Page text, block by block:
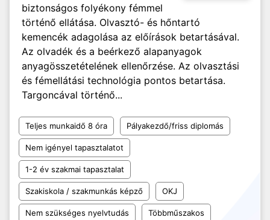
biztonságos folyékony fémmel
történő ellátása. Olvasztó- és hőntartó
kemencék adagolása az előírások betartásával.
Az olvadék és a beérkező alapanyagok
anyagösszetételének ellenőrzése. Az olvasztási
és fémellátási technológia pontos betartása.
Targoncával történő...
Teljes munkaidő 8 óra Pályakezdő/friss diplomás
Nem igényel tapasztalatot
1-2 év szakmai tapasztalat
Szakiskola / szakmunkás képző OKJ
Nem szükséges nyelvtudás Többműszakos